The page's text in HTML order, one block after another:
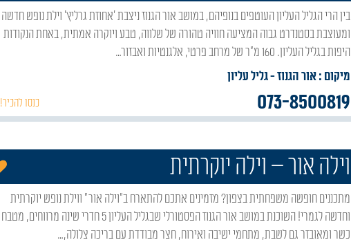
בין הרי הגליל העליון העוטפים בנופיהם, במושב אור הגנוז ניצבת 'אחוזת גרליץ' וילת נופש חדשה
ומעוצבת בסטנדרט גבוה המציעה חוויה טהורה של שלווה, טבע ויוקרה אמתית, באחת הנקודות
היפות בגליל העליון. 160 מ"ר של מרחב פרטי, אלגנטיות ואבזור…
מיקום : אור הגנוז- גליל עליון
073-8500819 כנסו להכיר!
וילה אור – וילה יוקרתית
מתכננים חופשה משפחתית בצפון? מזמינים אתכם להתארח ב"וילה אור" ווילת נופש יוקרתית
וחדשה לגמרי! השוכנת במושב אור הגנוז הפסטורלי שבגליל העליון 5 חדרי שינה מרווחים, מטבח
כשר ומאובזר גם לשבת, מתחמי ישיבה ואירוח, חצר מבודדת עם בריכה צלולה,…